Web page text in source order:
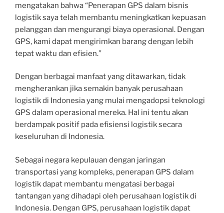
mengatakan bahwa “Penerapan GPS dalam bisnis
logistik saya telah membantu meningkatkan kepuasan
pelanggan dan mengurangi biaya operasional. Dengan
GPS, kami dapat mengirimkan barang dengan lebih
tepat waktu dan efisien.”
Dengan berbagai manfaat yang ditawarkan, tidak
mengherankan jika semakin banyak perusahaan
logistik di Indonesia yang mulai mengadopsi teknologi
GPS dalam operasional mereka. Hal ini tentu akan
berdampak positif pada efisiensi logistik secara
keseluruhan di Indonesia.
Sebagai negara kepulauan dengan jaringan
transportasi yang kompleks, penerapan GPS dalam
logistik dapat membantu mengatasi berbagai
tantangan yang dihadapi oleh perusahaan logistik di
Indonesia. Dengan GPS, perusahaan logistik dapat